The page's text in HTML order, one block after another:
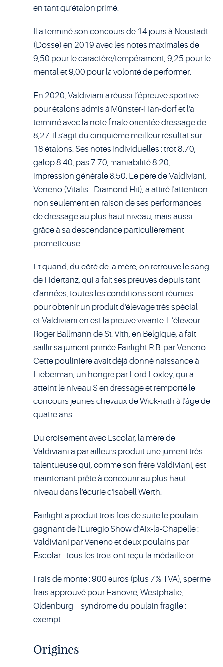
en tant qu’étalon primé.
Il a terminé son concours de 14 jours à Neustadt
(Dosse) en 2019 avec les notes maximales de
9,50 pour le caractère/tempérament, 9,25 pour le
mental et 9,00 pour la volonté de performer.
En 2020, Valdiviani a réussi l’épreuve sportive
pour étalons admis à Münster-Han-dorf et l'a
terminé avec la note finale orientée dressage de
8,27. Il s'agit du cinquième meilleur résultat sur
18 étalons. Ses notes individuelles : trot 8.70,
galop 8.40, pas 7.70, maniabilité 8.20,
impression générale 8.50. Le père de Valdiviani,
Veneno (Vitalis - Diamond Hit), a attiré l'attention
non seulement en raison de ses performances
de dressage au plus haut niveau, mais aussi
grâce à sa descendance particulièrement
prometteuse.
Et quand, du côté de la mère, on retrouve le sang
de Fidertanz, qui a fait ses preuves depuis tant
d'années, toutes les conditions sont réunies
pour obtenir un produit d'élevage très spécial –
et Valdiviani en est la preuve vivante. L’éleveur
Roger Ballmann de St. Vith, en Belgique, a fait
saillir sa jument primée Fairlight R.B. par Veneno.
Cette poulinière avait déjà donné naissance à
Lieberman, un hongre par Lord Loxley, qui a
atteint le niveau S en dressage et remporté le
concours jeunes chevaux de Wick-rath à l'âge de
quatre ans.
Du croisement avec Escolar, la mère de
Valdiviani a par ailleurs produit une jument très
talentueuse qui, comme son frère Valdiviani, est
maintenant prête à concourir au plus haut
niveau dans l'écurie d'Isabell Werth.
Fairlight a produit trois fois de suite le poulain
gagnant de l'Euregio Show d'Aix-la-Chapelle :
Valdiviani par Veneno et deux poulains par
Escolar - tous les trois ont reçu la médaille or.
Frais de monte : 900 euros (plus 7% TVA), sperme
frais approuvé pour Hanovre, Westphalie,
Oldenburg – syndrome du poulain fragile :
exempt
Origines